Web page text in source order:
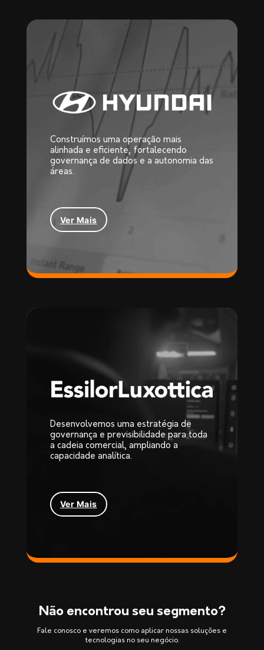
Construímos uma operação mais
alinhada e eficiente, fortalecendo
governança de dados e a autonomia das
áreas.
Ver Mais
Desenvolvemos uma estratégia de
governança e previsibilidade para toda
a cadeia comercial, ampliando a
capacidade analítica.
Ver Mais
Não encontrou seu segmento?
Fale conosco e veremos como aplicar nossas soluções e
tecnologias no seu negócio.